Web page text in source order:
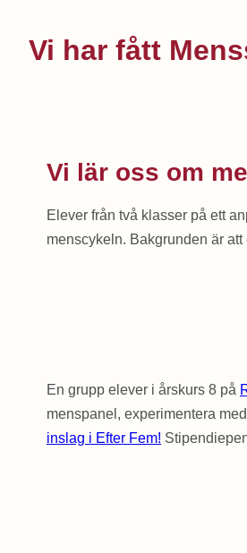
Vi har fått
Vi lär oss om
Elever från två klasser på ett
menscykeln. Bakgrunden är
En grupp elever i årskurs 8 på
menspanel, experimentera
inslag i Efter Fem!